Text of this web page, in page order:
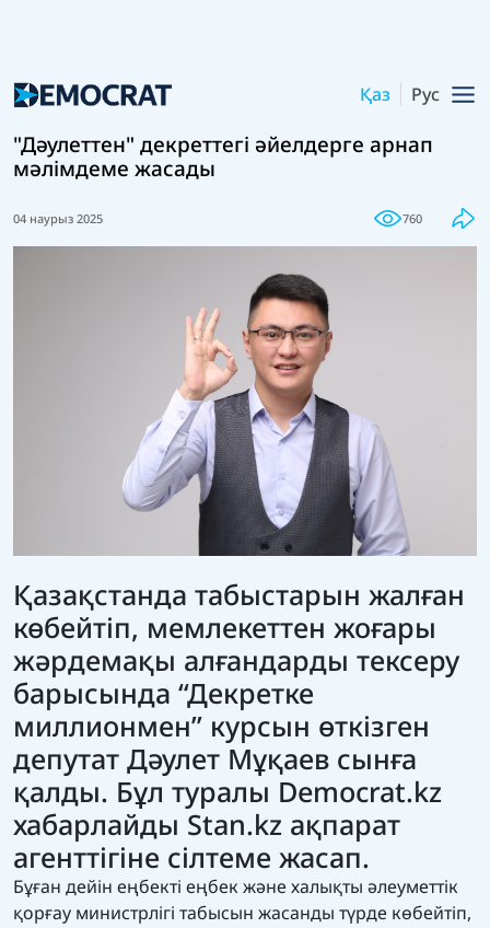
Қаз Рус
"Дәулеттен" декреттегі әйелдерге арнап
мәлімдеме жасады
04 наурыз 2025 760
Қазақстанда табыстарын жалған
көбейтіп, мемлекеттен жоғары
жәрдемақы алғандарды тексеру
барысында “Декретке
миллионмен” курсын өткізген
депутат Дәулет Мұқаев сынға
қалды. Бұл туралы Democrat.kz
хабарлайды Stan.kz ақпарат
агенттігіне сілтеме жасап.
Бұған дейін еңбекті еңбек және халықты әлеуметтік
қорғау министрлігі табысын жасанды түрде көбейтіп,